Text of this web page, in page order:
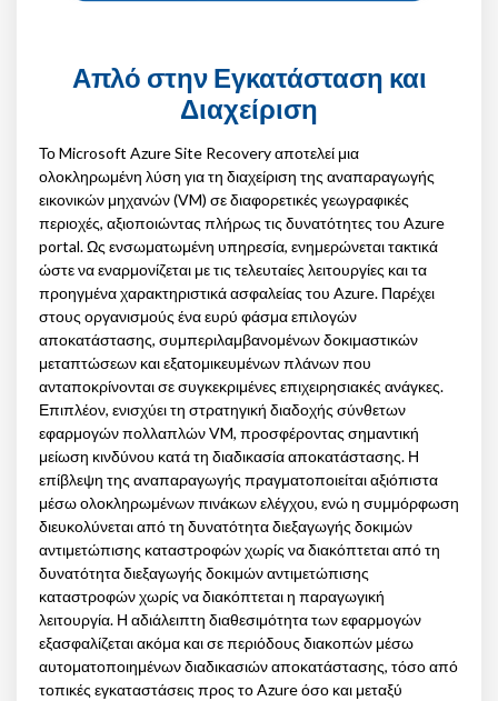
Απλό στην Εγκατάσταση και
Διαχείριση
Το Microsoft Azure Site Recovery αποτελεί μια
ολοκληρωμένη λύση για τη διαχείριση της αναπαραγωγής
εικονικών μηχανών (VM) σε διαφορετικές γεωγραφικές
περιοχές, αξιοποιώντας πλήρως τις δυνατότητες του Azure
portal. Ως ενσωματωμένη υπηρεσία, ενημερώνεται τακτικά
ώστε να εναρμονίζεται με τις τελευταίες λειτουργίες και τα
προηγμένα χαρακτηριστικά ασφαλείας του Azure. Παρέχει
στους οργανισμούς ένα ευρύ φάσμα επιλογών
αποκατάστασης, συμπεριλαμβανομένων δοκιμαστικών
μεταπτώσεων και εξατομικευμένων πλάνων που
ανταποκρίνονται σε συγκεκριμένες επιχειρησιακές ανάγκες.
Επιπλέον, ενισχύει τη στρατηγική διαδοχής σύνθετων
εφαρμογών πολλαπλών VM, προσφέροντας σημαντική
μείωση κινδύνου κατά τη διαδικασία αποκατάστασης. Η
επίβλεψη της αναπαραγωγής πραγματοποιείται αξιόπιστα
μέσω ολοκληρωμένων πινάκων ελέγχου, ενώ η συμμόρφωση
διευκολύνεται από τη δυνατότητα διεξαγωγής δοκιμών
αντιμετώπισης καταστροφών χωρίς να διακόπτεται από τη
δυνατότητα διεξαγωγής δοκιμών αντιμετώπισης
καταστροφών χωρίς να διακόπτεται η παραγωγική
λειτουργία. Η αδιάλειπτη διαθεσιμότητα των εφαρμογών
εξασφαλίζεται ακόμα και σε περιόδους διακοπών μέσω
αυτοματοποιημένων διαδικασιών αποκατάστασης, τόσο από
τοπικές εγκαταστάσεις προς το Azure όσο και μεταξύ